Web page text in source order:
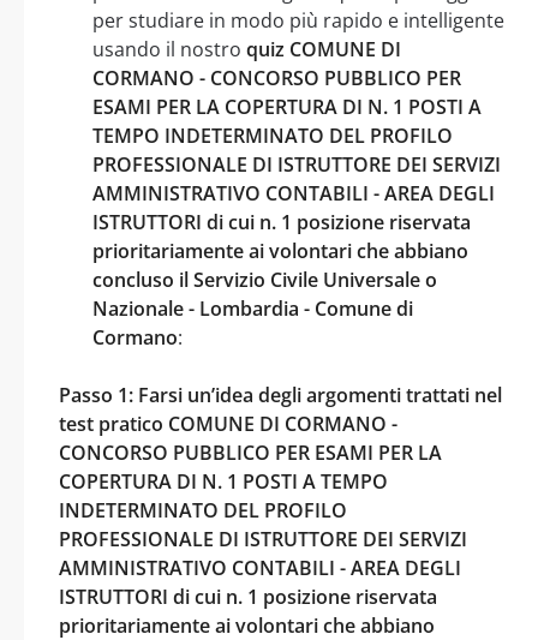
per studiare in modo più rapido e intelligente
usando il nostro quiz COMUNE DI
CORMANO - CONCORSO PUBBLICO PER
ESAMI PER LA COPERTURA DI N. 1 POSTI A
TEMPO INDETERMINATO DEL PROFILO
PROFESSIONALE DI ISTRUTTORE DEI SERVIZI
AMMINISTRATIVO CONTABILI - AREA DEGLI
ISTRUTTORI di cui n. 1 posizione riservata
prioritariamente ai volontari che abbiano
concluso il Servizio Civile Universale o
Nazionale - Lombardia - Comune di
Cormano:
Passo 1: Farsi un’idea degli argomenti trattati nel
test pratico COMUNE DI CORMANO -
CONCORSO PUBBLICO PER ESAMI PER LA
COPERTURA DI N. 1 POSTI A TEMPO
INDETERMINATO DEL PROFILO
PROFESSIONALE DI ISTRUTTORE DEI SERVIZI
AMMINISTRATIVO CONTABILI - AREA DEGLI
ISTRUTTORI di cui n. 1 posizione riservata
prioritariamente ai volontari che abbiano